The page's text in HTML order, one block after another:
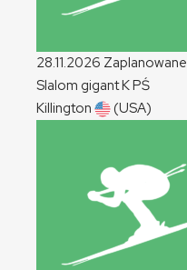
28.11.2026 Zaplanowane
Slalom gigantKPŚ
Killington
(USA)